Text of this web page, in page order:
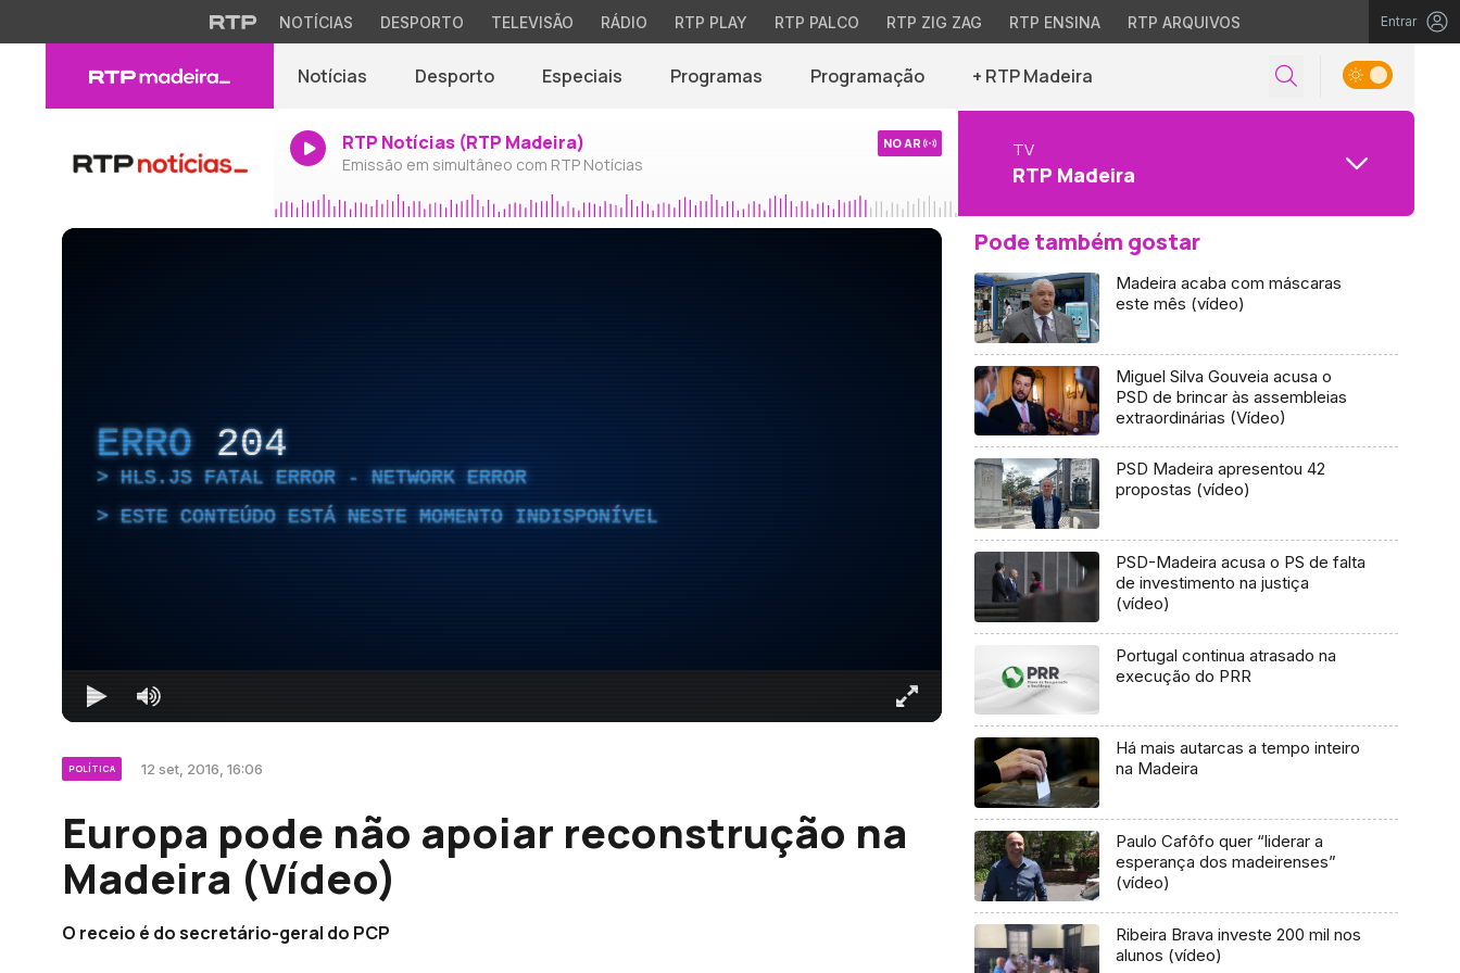
NOTÍCIAS DESPORTO TELEVISÃO RÁDIO RTP PLAY RTP PALCO RTP ZIG ZAG RTP ENSINA RTP ARQUIVOS Entrar
Notícias Desporto Especiais Programas Programação + RTP Madeira
RTP Notícias (RTP Madeira)
Emissão em simultâneo com RTP Notícias
NO AR TV
RTP Madeira
ERRO 204
HLS.JS FATAL ERROR - NETWORK ERROR
ESTE CONTEÚDO ESTÁ NESTE MOMENTO INDISPONÍVEL
POLÍTICA 12 set, 2016, 16:06
Europa pode não apoiar reconstrução na
Madeira (Vídeo)
O receio é do secretário-geral do PCP
Pode também gostar
Madeira acaba com máscaras
este mês (vídeo)
Miguel Silva Gouveia acusa o
PSD de brincar às assembleias
extraordinárias (Vídeo)
PSD Madeira apresentou 42
propostas (vídeo)
PSD-Madeira acusa o PS de falta
de investimento na justiça
(vídeo)
Portugal continua atrasado na
execução do PRR
Há mais autarcas a tempo inteiro
na Madeira
Paulo Cafôfo quer “liderar a
esperança dos madeirenses”
(vídeo)
Ribeira Brava investe 200 mil nos
alunos (vídeo)